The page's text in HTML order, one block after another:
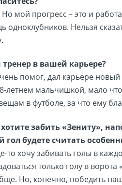
мой прогресс – это и
Нельзя
в вашей карьере?
помог, дал карьере новый
летнем мальчишкой, мало
в футболе, за что ему
забить «Зениту»,
гол будете считать
хочу забивать голы в
только голу в ворота
Но, конечно, победить